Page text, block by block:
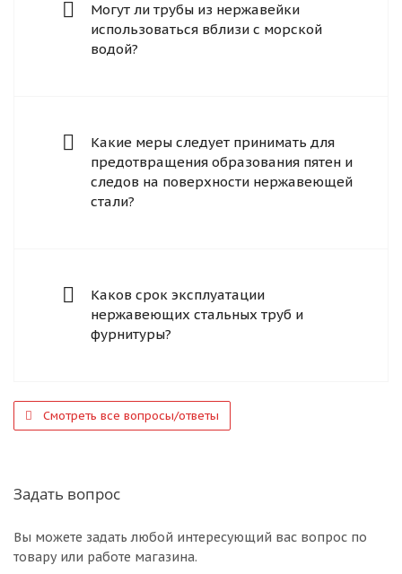
Могут ли трубы из нержавейки
использоваться вблизи с морской
водой?
Какие меры следует принимать для
предотвращения образования пятен и
следов на поверхности нержавеющей
стали?
Каков срок эксплуатации
нержавеющих стальных труб и
фурнитуры?
Смотреть все вопросы/ответы
Задать вопрос
Вы можете задать любой интересующий вас вопрос по
товару или работе магазина.